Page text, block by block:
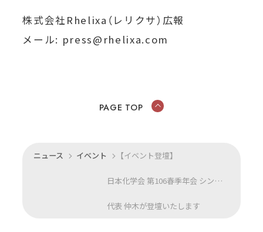
株式会社Rhelixa（レリクサ）広報
メール: press@rhelixa.com
ニュース イベント 【イベント登壇】
日本化学会 第106春季年会 シンポジウム「デジタルヘルスケアの最前線」に
代表 仲木が登壇いたします
PAGE TOP